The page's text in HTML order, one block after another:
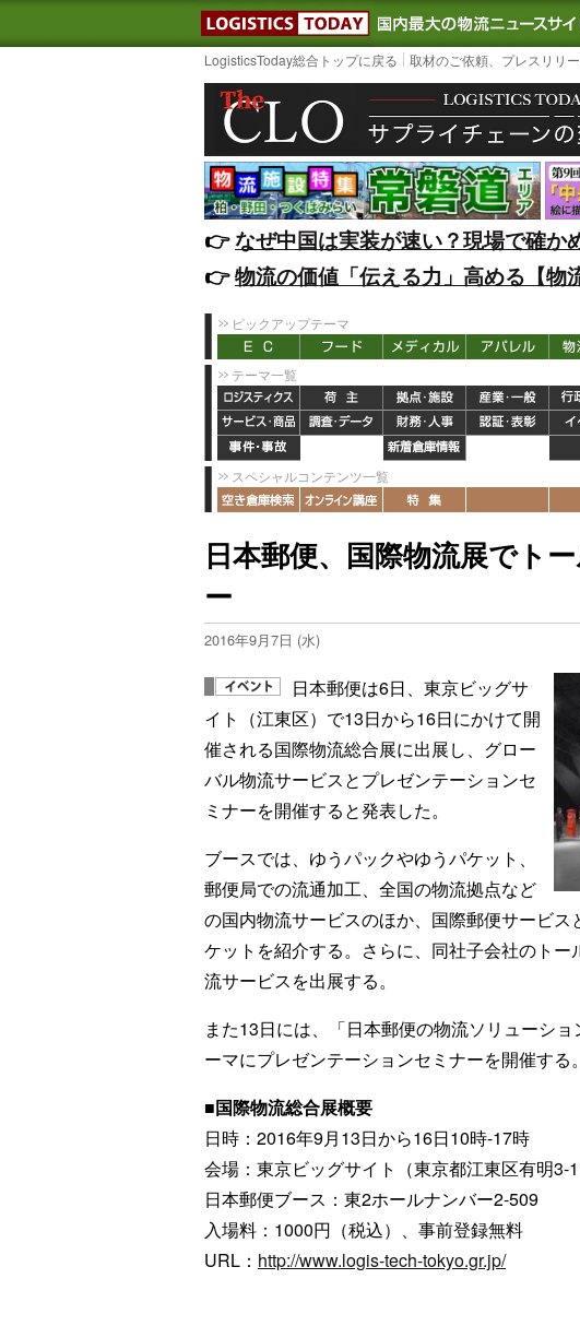
LOGISTICS TODAY｜国
LogisticsToday総合トップに戻る 取材のご依頼、プレスリリ
👉️なぜ中国は実装が速い？現場で確か
👉️物流の価値「伝える力」高める【物
ピックアップテーマ
テーマ一覧
スペシャルコンテンツ一覧
日本郵便、国際物流展でト
ー
2016年9月7日 (水)
日本郵便は6日、東京ビッグサ
イト（江東区）で13日から16日にかけて開
催される国際物流総合展に出展し、グロー
バル物流サービスとプレゼンテーションセ
ミナーを開催すると発表した。
ブースでは、ゆうパックやゆうパケット、
郵便局での流通加工、全国の物流拠点など
の国内物流サービスのほか、国際郵便サービ
ケットを紹介する。さらに、同社子会社のト
流サービスを出展する。
また13日には、「日本郵便の物流ソリューシ
ーマにプレゼンテーションセミナーを開催する。
■国際物流総合展概要
日時：2016年9月13日から16日10時-17時
会場：東京ビッグサイト（東京都江東区有明3-
日本郵便ブース：東2ホールナンバー2-509
入場料：1000円（税込）、事前登録無料
URL： http://www.logis-tech-tokyo.gr.jp/